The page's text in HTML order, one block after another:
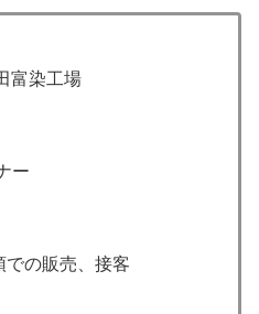
富染工場
ー
の販売、接客